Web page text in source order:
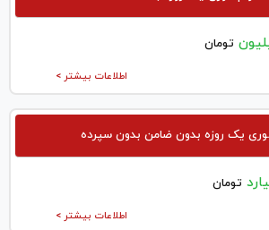
تومان
اطلاعات بیشتر >
یک روزه بدون ضامن بدون سپرده
تومان
اطلاعات بیشتر >